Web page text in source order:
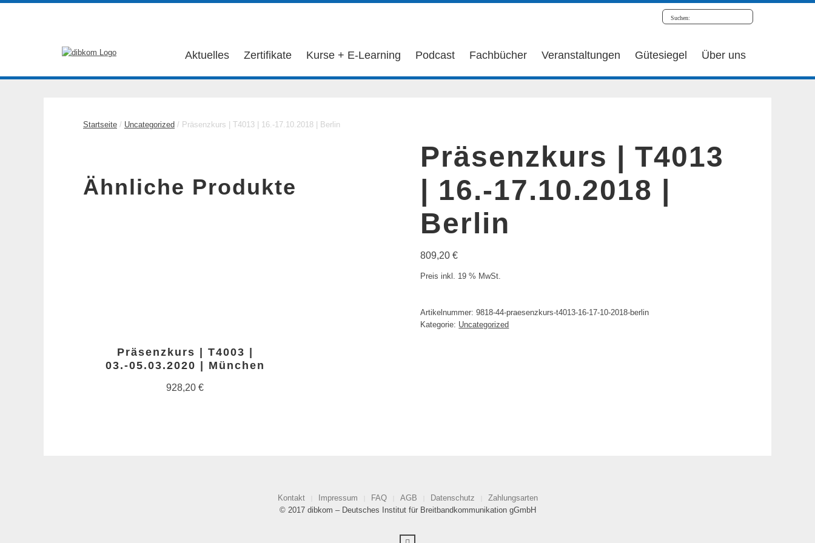
Aktuelles Zertifikate Kurse + E-Learning Podcast Fachbücher Veranstaltungen Gütesiegel Über uns
Startseite / Uncategorized / Präsenzkurs | T4013 | 16.-17.10.2018 | Berlin
Präsenzkurs | T4013
| 16.-17.10.2018 |
Berlin
809,20€
Preis inkl. 19 % MwSt.
Artikelnummer:9818-44-praesenzkurs-t4013-16-17-10-2018-berlin
Kategorie: Uncategorized
Ähnliche Produkte
Präsenzkurs | T4003 |
03.-05.03.2020 | München
928,20€
Kontakt Impressum FAQ AGB Datenschutz
Zahlungsarten
© 2017 dibkom – Deutsches Institut für Breitbandkommunikation gGmbH